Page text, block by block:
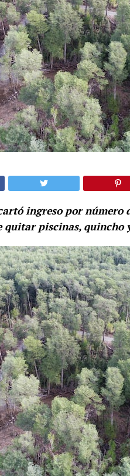
ingreso por número
piscinas, quincho